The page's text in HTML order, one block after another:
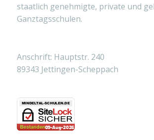
staatlich genehmigte, private und
Ganztagsschulen.
Anschrift: Hauptstr. 240
89343 Jettingen-Scheppach